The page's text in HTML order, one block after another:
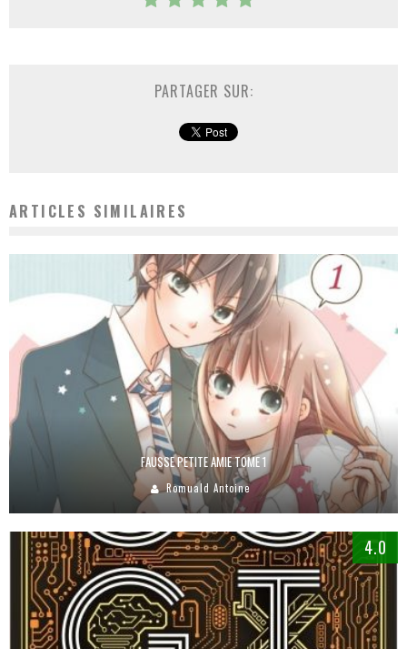
PARTAGER SUR:
ARTICLES SIMILAIRES
FAUSSE PETITE AMIE TOME 1
Romuald Antoine
4.0